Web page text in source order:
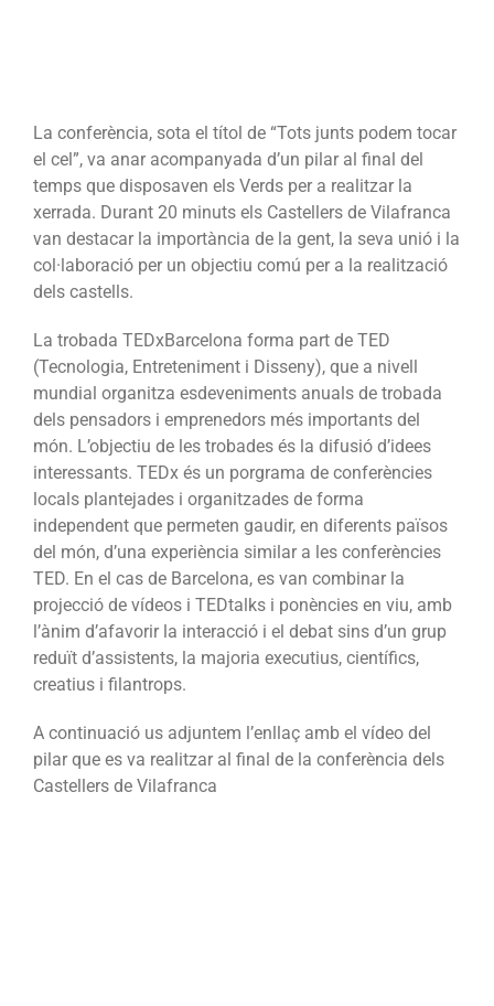
La conferència, sota el títol de “Tots junts podem tocar
el cel”, va anar acompanyada d’un pilar al final del
temps que disposaven els Verds per a realitzar la
xerrada. Durant 20 minuts els Castellers de Vilafranca
van destacar la importància de la gent, la seva unió i la
col·laboració per un objectiu comú per a la realització
dels castells.
La trobada TEDxBarcelona forma part de TED
(Tecnologia, Entreteniment i Disseny), que a nivell
mundial organitza esdeveniments anuals de trobada
dels pensadors i emprenedors més importants del
món. L’objectiu de les trobades és la difusió d’idees
interessants. TEDx és un porgrama de conferències
locals plantejades i organitzades de forma
independent que permeten gaudir, en diferents països
del món, d’una experiència similar a les conferències
TED. En el cas de Barcelona, es van combinar la
projecció de vídeos i TEDtalks i ponències en viu, amb
l’ànim d’afavorir la interacció i el debat sins d’un grup
reduït d’assistents, la majoria executius, científics,
creatius i filantrops.
A continuació us adjuntem l’enllaç amb el vídeo del
pilar que es va realitzar al final de la conferència dels
Castellers de Vilafranca